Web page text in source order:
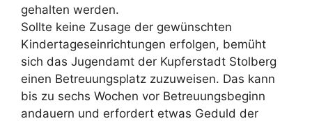
gehalten werden.
Sollte keine Zusage der gewünschten
Kindertageseinrichtungen erfolgen, bemüht
sich das Jugendamt der Kupferstadt Stolberg
einen Betreuungsplatz zuzuweisen. Das kann
bis zu sechs Wochen vor Betreuungsbeginn
andauern und erfordert etwas Geduld der